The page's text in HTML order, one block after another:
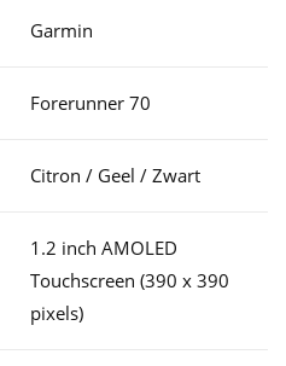
Garmin
Forerunner 70
Citron / Geel / Zwart
1.2 inch AMOLED
Touchscreen (390 x 390
pixels)